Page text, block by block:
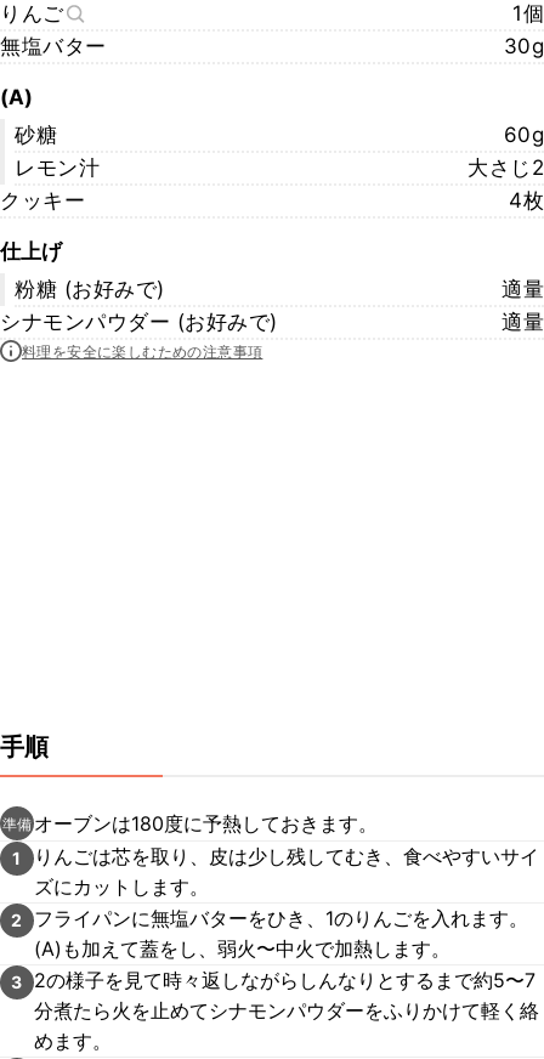
りんご
1個
無塩バター
30g
(A)
砂糖
60g
レモン汁
大さじ2
クッキー
4枚
仕上げ
粉糖 (お好みで)
適量
シナモンパウダー (お好みで)
適量
料理を安全に楽しむための注意事項
手順
準備 オーブンは180度に予熱しておきます。
1
りんごは芯を取り、皮は少し残してむき、食べやすいサイ
ズにカットします。
2
フライパンに無塩バターをひき、1のりんごを入れます。
(A)も加えて蓋をし、弱火〜中火で加熱します。
3
2の様子を見て時々返しながらしんなりとするまで約5〜7
分煮たら火を止めてシナモンパウダーをふりかけて軽く絡
めます。